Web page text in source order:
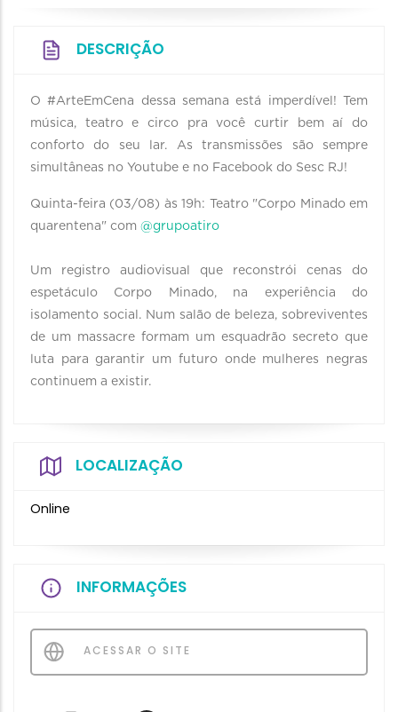
DESCRIÇÃO
O #ArteEmCena dessa semana está imperdível! Tem
música, teatro e circo pra você curtir bem aí do
conforto do seu lar. As transmissões são sempre
simultâneas no Youtube e no Facebook do Sesc RJ!
Quinta-feira (03/08) às 19h: Teatro "Corpo Minado em
quarentena" com @grupoatiro
Um registro audiovisual que reconstrói cenas do
espetáculo Corpo Minado, na experiência do
isolamento social. Num salão de beleza, sobreviventes
de um massacre formam um esquadrão secreto que
luta para garantir um futuro onde mulheres negras
continuem a existir.
LOCALIZAÇÃO
Online
INFORMAÇÕES
ACESSAR O SITE